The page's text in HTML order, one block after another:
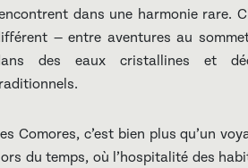
dans une harmonie rare.
— entre aventures au
des eaux cristallines et
Comores, c’est bien plus qu’un
du temps, où l’hospitalité des